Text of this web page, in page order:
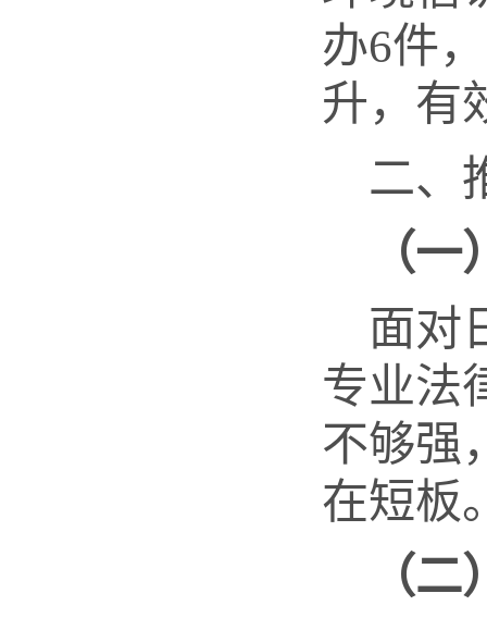
办6件
升，有
二、
（一
面对
专业法
不够强
在短板
（二